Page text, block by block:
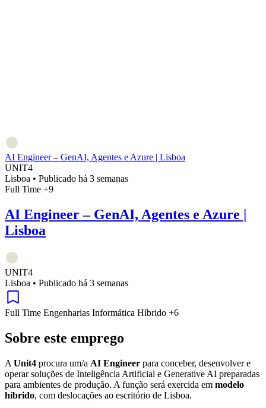
AI Engineer – GenAI, Agentes e Azure | Lisboa
UNIT4
Lisboa • Publicado há 3 semanas
Full Time +9
AI Engineer – GenAI, Agentes e Azure |
Lisboa
UNIT4
Lisboa • Publicado há 3 semanas
Full Time Engenharias Informática Híbrido +6
Sobre este emprego
A Unit4 procura um/a AI Engineer para conceber, desenvolver e
operar soluções de Inteligência Artificial e Generative AI preparadas
para ambientes de produção. A função será exercida em modelo
híbrido, com deslocações ao escritório de Lisboa.